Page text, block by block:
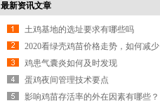
最新资讯文章
土鸡基地的选址要求有哪些吗
2020看绿壳鸡苗价格走势，如何减少
开支
鸡患气囊炎如何及时发现
蛋鸡夜间管理技术要点
影响鸡苗存活率的外在因素有哪些？